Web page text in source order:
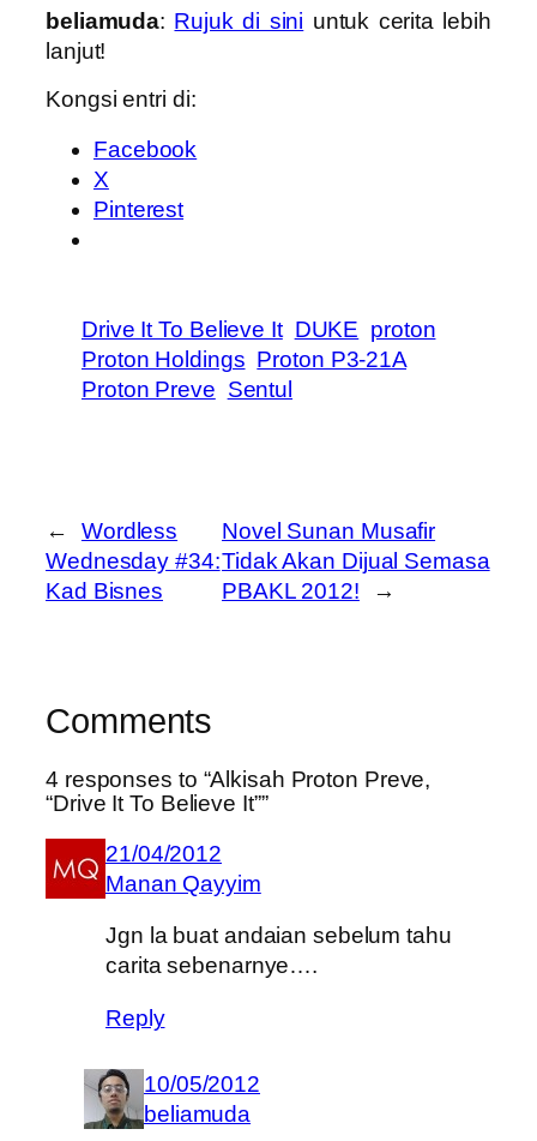
beliamuda: Rujuk di sini untuk cerita lebih
lanjut!
Kongsi entri di:
Facebook
X
Pinterest
Drive It To Believe It DUKE proton
Proton Holdings Proton P3-21A
Proton Preve Sentul
←
Wordless
Wednesday #34:
Kad Bisnes
Novel Sunan Musafir
Tidak Akan Dijual Semasa
PBAKL 2012!
→
Comments
4 responses to “Alkisah Proton Preve,
“Drive It To Believe It””
21/04/2012
Manan Qayyim
Jgn la buat andaian sebelum tahu
carita sebenarnye….
Reply
10/05/2012
beliamuda